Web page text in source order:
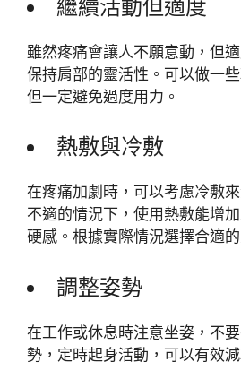
繼續活動但適度
雖然疼痛會讓人不願意動，但
保持肩部的靈活性。可以做一
但一定避免過度用力。
熱敷與冷敷
在疼痛加劇時，可以考慮冷敷
不適的情況下，使用熱敷能增
硬感。根據實際情況選擇合適的
調整姿勢
在工作或休息時注意坐姿，不
勢，定時起身活動，可以有效